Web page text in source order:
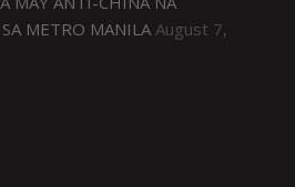
METRO MANILA August 7,